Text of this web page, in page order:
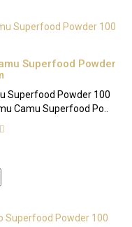
Superfood Powder
Superfood Powder 100
Camu Superfood Po..